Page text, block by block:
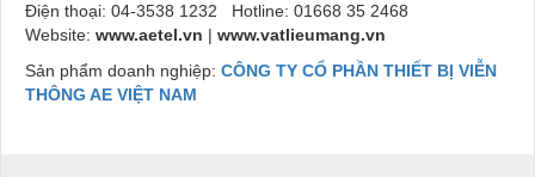
Điện thoại: 04-3538 1232 Hotline: 01668 35 2468
Website: www.aetel.vn | www.vatlieumang.vn
Sản phẩm doanh nghiệp: CÔNG TY CỔ PHẦN THIẾT BỊ VIỄN
THÔNG AE VIỆT NAM